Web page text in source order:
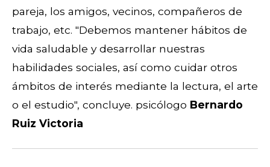
pareja, los amigos, vecinos, compañeros de
trabajo, etc. "Debemos mantener hábitos de
vida saludable y desarrollar nuestras
habilidades sociales, así como cuidar otros
ámbitos de interés mediante la lectura, el arte
o el estudio", concluye. psicólogo Bernardo
Ruiz Victoria